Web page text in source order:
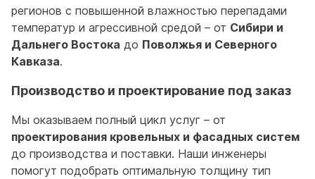
регионов с повышенной влажностью перепадами
температур и агрессивной средой – от Сибири и
Дальнего Востока до Поволжья и Северного
Кавказа.
Производство и проектирование под заказ
Мы оказываем полный цикл услуг – от
проектирования кровельных и фасадных систем
до производства и поставки. Наши инженеры
помогут подобрать оптимальную толщину тип